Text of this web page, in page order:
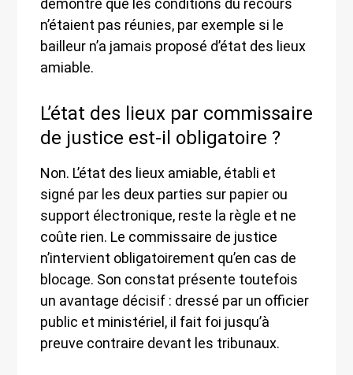
n’étaient pas réunies, par exemple si le
bailleur n’a jamais proposé d’état des lieux
amiable.
L’état des lieux par commissaire
de justice est-il obligatoire ?
Non. L’état des lieux amiable, établi et
signé par les deux parties sur papier ou
support électronique, reste la règle et ne
coûte rien. Le commissaire de justice
n’intervient obligatoirement qu’en cas de
blocage. Son constat présente toutefois
un avantage décisif : dressé par un officier
public et ministériel, il fait foi jusqu’à
preuve contraire devant les tribunaux.